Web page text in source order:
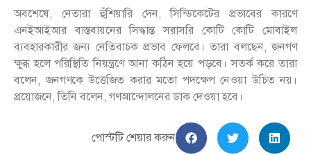
অবশেষে, নেতারা হুঁশিয়ারি দেন, সিন্ডিকেটের প্রভাবের কারণে
এনইআইআর বাস্তবায়নের সিদ্ধান্ত সরাসরি কোটি কোটি মোবাইল
ব্যবহারকারীর জন্য নেতিবাচক প্রভাব ফেলবে। তারা বলছেন, জনগণ
ক্ষুব্ধ হলে পরিস্থিতি নিয়ন্ত্রণে আনা কঠিন হয়ে পড়বে। সতর্ক করে তারা
বলেন, জনগণকে উত্তেজিত করার মতো পদক্ষেপ নেওয়া উচিত নয়।
প্রয়োজনে, তিনি বলেন, গণআন্দোলনের ডাক দেওয়া হবে।
পোস্টটি শেয়ার করুন